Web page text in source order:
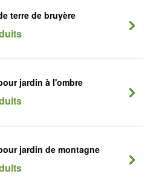
terre de bruyère
jardin à l'ombre
jardin de montagne